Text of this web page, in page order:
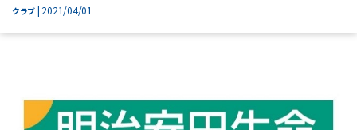
クラブ | 2021/04/01